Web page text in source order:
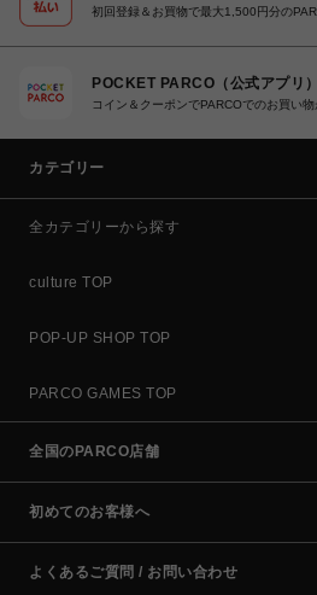
初回登録＆お買物で最大1,500円分の
POCKET PARCO（公式アプリ）
コイン＆クーポンでPARCOでのお買い
カテゴリー
全カテゴリーから探す
culture TOP
POP-UP SHOP TOP
PARCO GAMES TOP
全国のPARCO店舗
初めてのお客様へ
よくあるご質問 / お問い合わせ